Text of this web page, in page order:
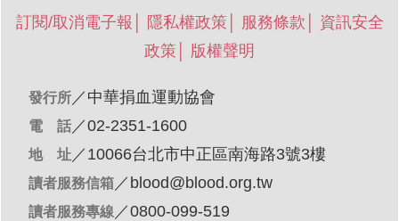
訂閱/取消電子報 隱私權政策 服務條款
資訊安全
政策
版權聲明
發行所 ／ 中華捐血運動協會
電 話 ／02-2351-1600
地 址 ／10066台北市中正區南海路3號3樓
讀者服務信箱 ／ blood@blood.org.tw
讀者服務專線 ／0800-099-519